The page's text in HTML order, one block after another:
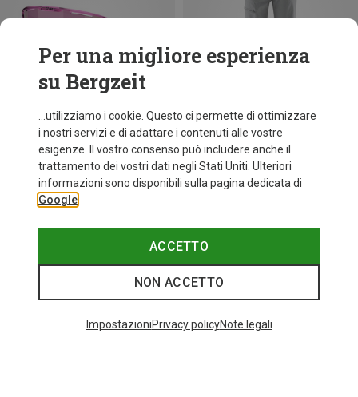
+11 Taglie
ONE SIZE
fino a 29%
I più cercati
Per una migliore esperienza
su Bergzeit
...utilizziamo i cookie. Questo ci permette di ottimizzare
i nostri servizi e di adattare i contenuti alle vostre
esigenze. Il vostro consenso può includere anche il
trattamento dei vostri dati negli Stati Uniti. Ulteriori
informazioni sono disponibili sulla pagina dedicata di
Google
ACCETTO
NON ACCETTO
ImpostazioniPrivacy policyNote legali